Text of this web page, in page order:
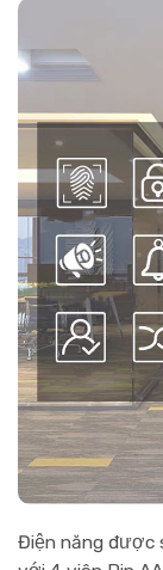
Điện năng được